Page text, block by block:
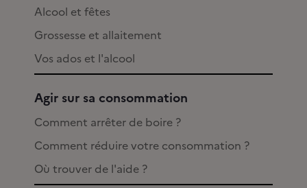
Alcool et fêtes
Grossesse et allaitement
Vos ados et l'alcool
Agir sur sa consommation
Comment arrêter de boire ?
Comment réduire votre consommation ?
Où trouver de l'aide ?